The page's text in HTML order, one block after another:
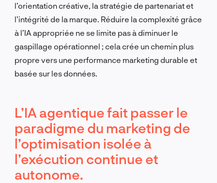
l’orientation créative, la stratégie de partenariat et
l’intégrité de la marque. Réduire la complexité grâce
à l’IA appropriée ne se limite pas à diminuer le
gaspillage opérationnel ; cela crée un chemin plus
propre vers une performance marketing durable et
basée sur les données.
L’IA agentique fait passer le
paradigme du marketing de
l’optimisation isolée à
l’exécution continue et
autonome.